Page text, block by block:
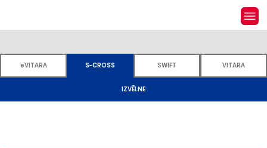
eVITARA S-CROSS SWIFT VITARA
IZVĒLNE